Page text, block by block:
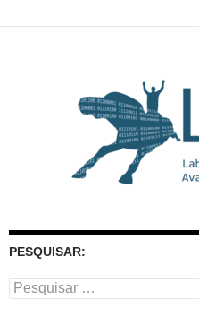
PESQUISAR:
Pesquisar
por: